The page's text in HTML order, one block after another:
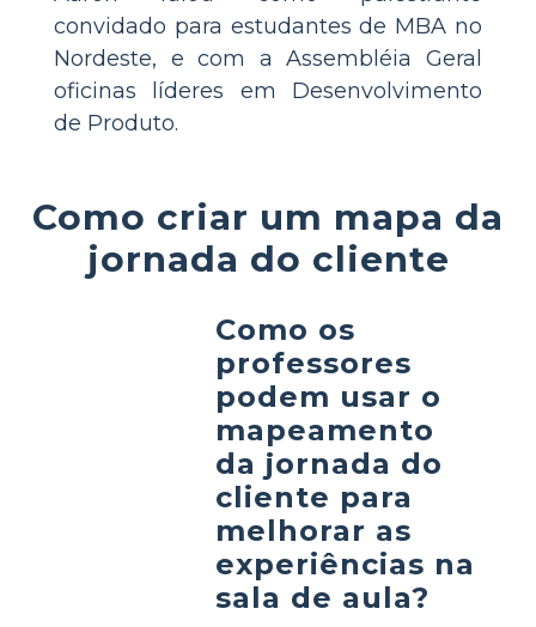
convidado para estudantes de MBA no
Nordeste, e com a Assembléia Geral
oficinas líderes em Desenvolvimento
de Produto.
Como criar um mapa da
jornada do cliente
Como os
professores
podem usar o
mapeamento
da jornada do
cliente para
melhorar as
experiências na
sala de aula?